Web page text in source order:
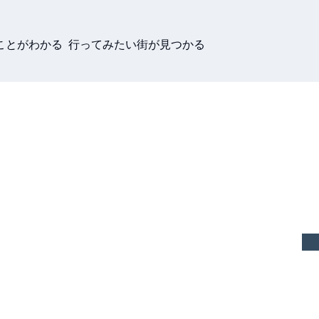
とがわかる 行ってみたい街が見つかる